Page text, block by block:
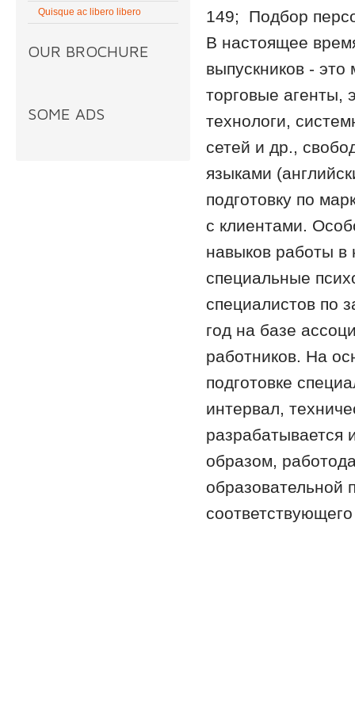
Quisque ac libero libero
OUR BROCHURE
SOME ADS
149; Подбор
В настоящее
выпускников -
торговые агенты,
технологи,
сетей и др.,
языками
подготовку по
с клиентами.
навыков работы в
специальные
специалистов по
год на базе
работников. На
подготовке
интервал,
разрабатывается
образом,
образовательной